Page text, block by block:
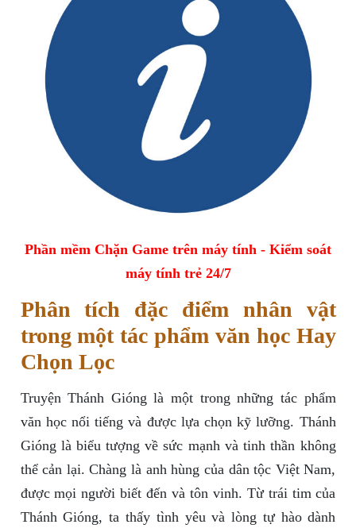
Phần mềm Chặn Game trên máy tính - Kiểm soát
máy tính trẻ 24/7
Phân tích đặc điểm nhân vật
trong một tác phẩm văn học Hay
Chọn Lọc
Truyện Thánh Gióng là một trong những tác phẩm
văn học nổi tiếng và được lựa chọn kỹ lưỡng. Thánh
Gióng là biểu tượng về sức mạnh và tinh thần không
thể cản lại. Chàng là anh hùng của dân tộc Việt Nam,
được mọi người biết đến và tôn vinh. Từ trái tim của
Thánh Gióng, ta thấy tình yêu và lòng tự hào dành